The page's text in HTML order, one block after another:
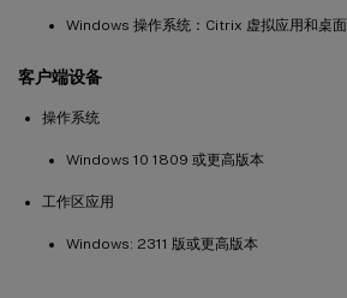
Windows 操作系统：Citrix 虚拟应用和桌面
客户端设备
操作系统
Windows 10 1809 或更高版本
工作区应用
Windows: 2311 版或更高版本